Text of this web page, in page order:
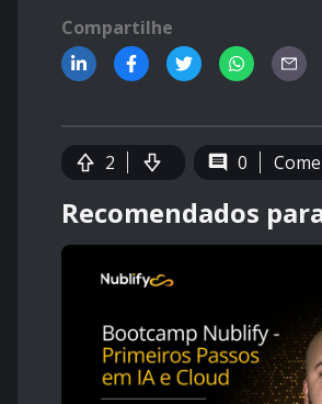
Compartilhe
2 0
Recomendados